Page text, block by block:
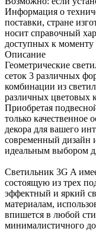
Информация о
поставки, стране
носит справочный
доступных к моменту
Описание
Геометрические
сеток 3 различных
комбинации из
различных цветовых
Приобретая
только качественное
декора для вашего
современный дизайн
идеальным выбором
Светильник 3G A
состоящую из трех
эффектный и яркий
материалам,
впишется в любой
минималистичного до